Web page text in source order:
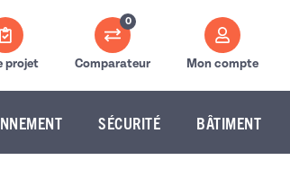
projet
0
Comparateur Mon compte
SÉCURITÉ BÂTIMENT